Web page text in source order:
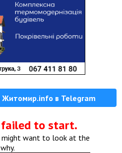
Житомир.info в Telegram
failed to start.
might want to look at the